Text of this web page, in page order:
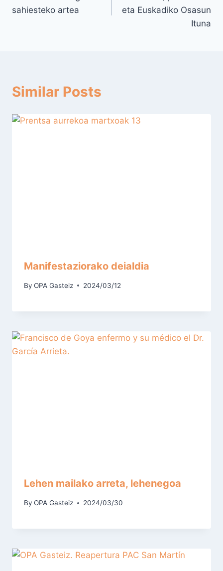
sahiesteko artea
eta Euskadiko Osasun
Ituna
Similar Posts
Manifestaziorako deialdia
By OPA Gasteiz 2024/03/12
Lehen mailako arreta, lehenegoa
By OPA Gasteiz 2024/03/30